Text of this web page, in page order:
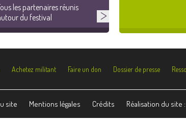
les partenaires réunis
du festival
Achetez militant Faire un don Dossier de presse
site Mentions légales Crédits Réalisation du site